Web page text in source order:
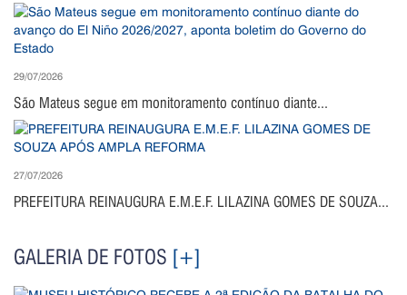
29/07/2026
São Mateus segue em monitoramento contínuo diante...
27/07/2026
PREFEITURA REINAUGURA E.M.E.F. LILAZINA GOMES DE SOUZA...
GALERIA DE FOTOS [+]